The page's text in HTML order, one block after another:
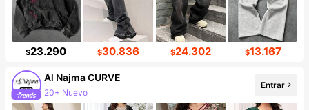
$23.290 $30.836 $24.302 $13.167
Al Najma CURVE
20+ Nuevo
101K seguidores
Entrar